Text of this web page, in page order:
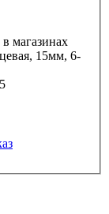
магазинах
15мм, 6-